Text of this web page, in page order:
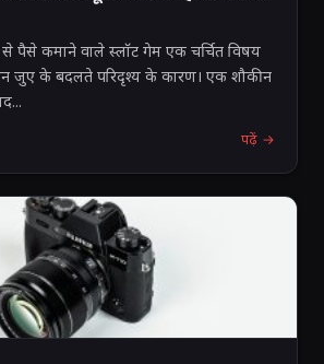
पैसे कमाने वाले स्लॉट गेम एक चर्चित विषय
जुए के बदलते परिदृश्य के कारण। एक शौकीन
पढ़ें →